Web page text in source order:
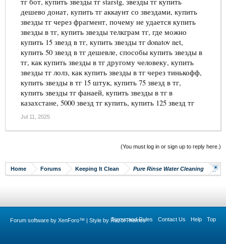
дешево донат, купить тг аккаунт со звездами, купить
звезды тг через фрагмент, почему не удается купить
звезды в тг, купить звезды телкграм тг, где можно
купить 15 звезд в тг, купить звезды тг donatov net,
купить 50 звезд в тг дешевле, способы купить звезды в
тг, как купить звезды в тг другому человеку, купить
звезды тг лолз, как купить звезды в тг через тинькофф,
купить звезды в тг 15 штук, купить 75 звезд в тг,
купить звезды тг фанаей, купить звезды в тг в
казахстане, 5000 звезд тг купить, купить 125 звезд тг
Jul 11, 2025
(You must log in or sign up to reply here.)
Home Forums Keeping It Clean Pure Rinse Water Cleaning
Terms and Rules Contact Us Help Top
Forum software by XenForo™ | Style by RazorThemes